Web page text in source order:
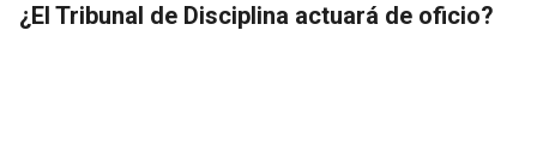
¿El Tribunal de Disciplina actuará de oficio?